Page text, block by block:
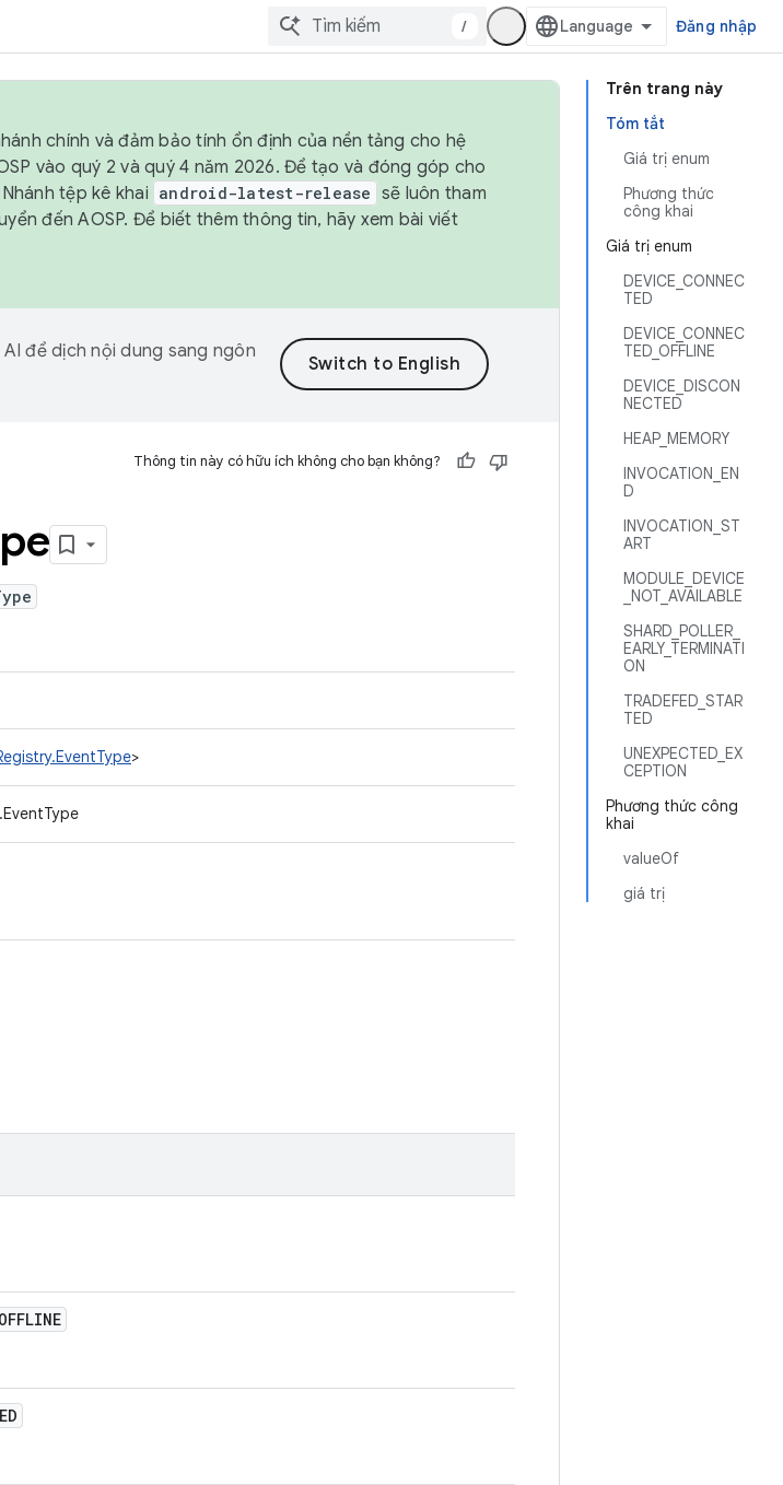
/ Đăng nhập
Trên trang này
Tóm tắt
Giá trị enum
Phương thức
công khai
Giá trị enum
DEVICE_CONNEC
TED
DEVICE_CONNEC
TED_OFFLINE
DEVICE_DISCON
NECTED
HEAP_MEMORY
INVOCATION_EN
D
INVOCATION_ST
ART
MODULE_DEVICE
_NOT_AVAILABLE
SHARD_POLLER_
EARLY_TERMINATI
ON
TRADEFED_STAR
TED
UNEXPECTED_EX
CEPTION
Phương thức công
khai
valueOf
giá trị
chính và đảm bảo tính ổn định của nền tảng cho hệ
vào quý 2 và quý 4 năm 2026. Để tạo và đóng góp cho
tệp kê khai android-latest-release sẽ luôn tham
đến AOSP. Để biết thêm thông tin, hãy xem bài viết
để dịch nội dung sang ngôn
Thông tin này có hữu ích không cho bạn không?
>
OFFLINE